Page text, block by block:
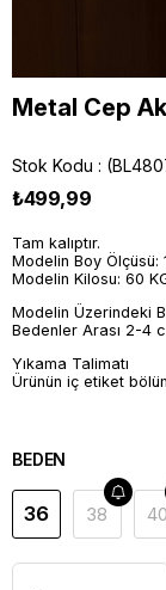
Metal Cep
Stok Kodu
₺499,99
Tam kalıptır.
Modelin Boy Ölçüsü:
Modelin Kilosu: 60
Modelin Üzerindeki
Bedenler Arası 2-4
Yıkama Talimatı
Ürünün iç etiket
BEDEN
36 38 40